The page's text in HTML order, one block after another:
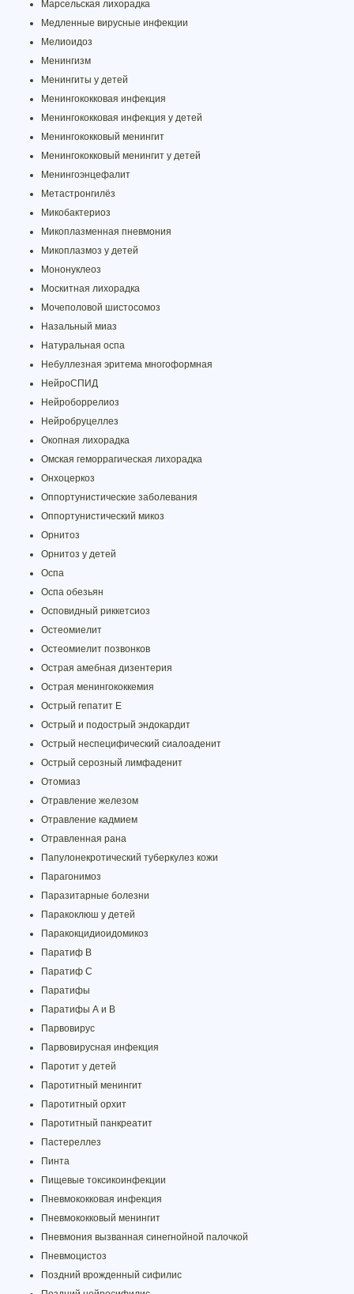
Марсельская лихорадка
Медленные вирусные инфекции
Мелиоидоз
Менингизм
Менингиты у детей
Менингококковая инфекция
Менингококковая инфекция у детей
Менингококковый менингит
Менингококковый менингит у детей
Менингоэнцефалит
Метастронгилёз
Микобактериоз
Микоплазменная пневмония
Микоплазмоз у детей
Мононуклеоз
Москитная лихорадка
Мочеполовой шистосомоз
Назальный миаз
Натуральная оспа
Небуллезная эритема многоформная
НейроСПИД
Нейроборрелиоз
Нейробруцеллез
Окопная лихорадка
Омская геморрагическая лихорадка
Онхоцеркоз
Оппортунистические заболевания
Оппортунистический микоз
Орнитоз
Орнитоз у детей
Оспа
Оспа обезьян
Осповидный риккетсиоз
Остеомиелит
Остеомиелит позвонков
Острая амебная дизентерия
Острая менингококкемия
Острый гепатит E
Острый и подострый эндокардит
Острый неспецифический сиалоаденит
Острый серозный лимфаденит
Отомиаз
Отравление железом
Отравление кадмием
Отравленная рана
Папулонекротический туберкулез кожи
Парагонимоз
Паразитарные болезни
Паракоклюш у детей
Паракокцидиоидомикоз
Паратиф B
Паратиф С
Паратифы
Паратифы А и В
Парвовирус
Парвовирусная инфекция
Паротит у детей
Паротитный менингит
Паротитный орхит
Паротитный панкреатит
Пастереллез
Пинта
Пищевые токсикоинфекции
Пневмококковая инфекция
Пневмококковый менингит
Пневмония вызванная синегнойной палочкой
Пневмоцистоз
Поздний врожденный сифилис